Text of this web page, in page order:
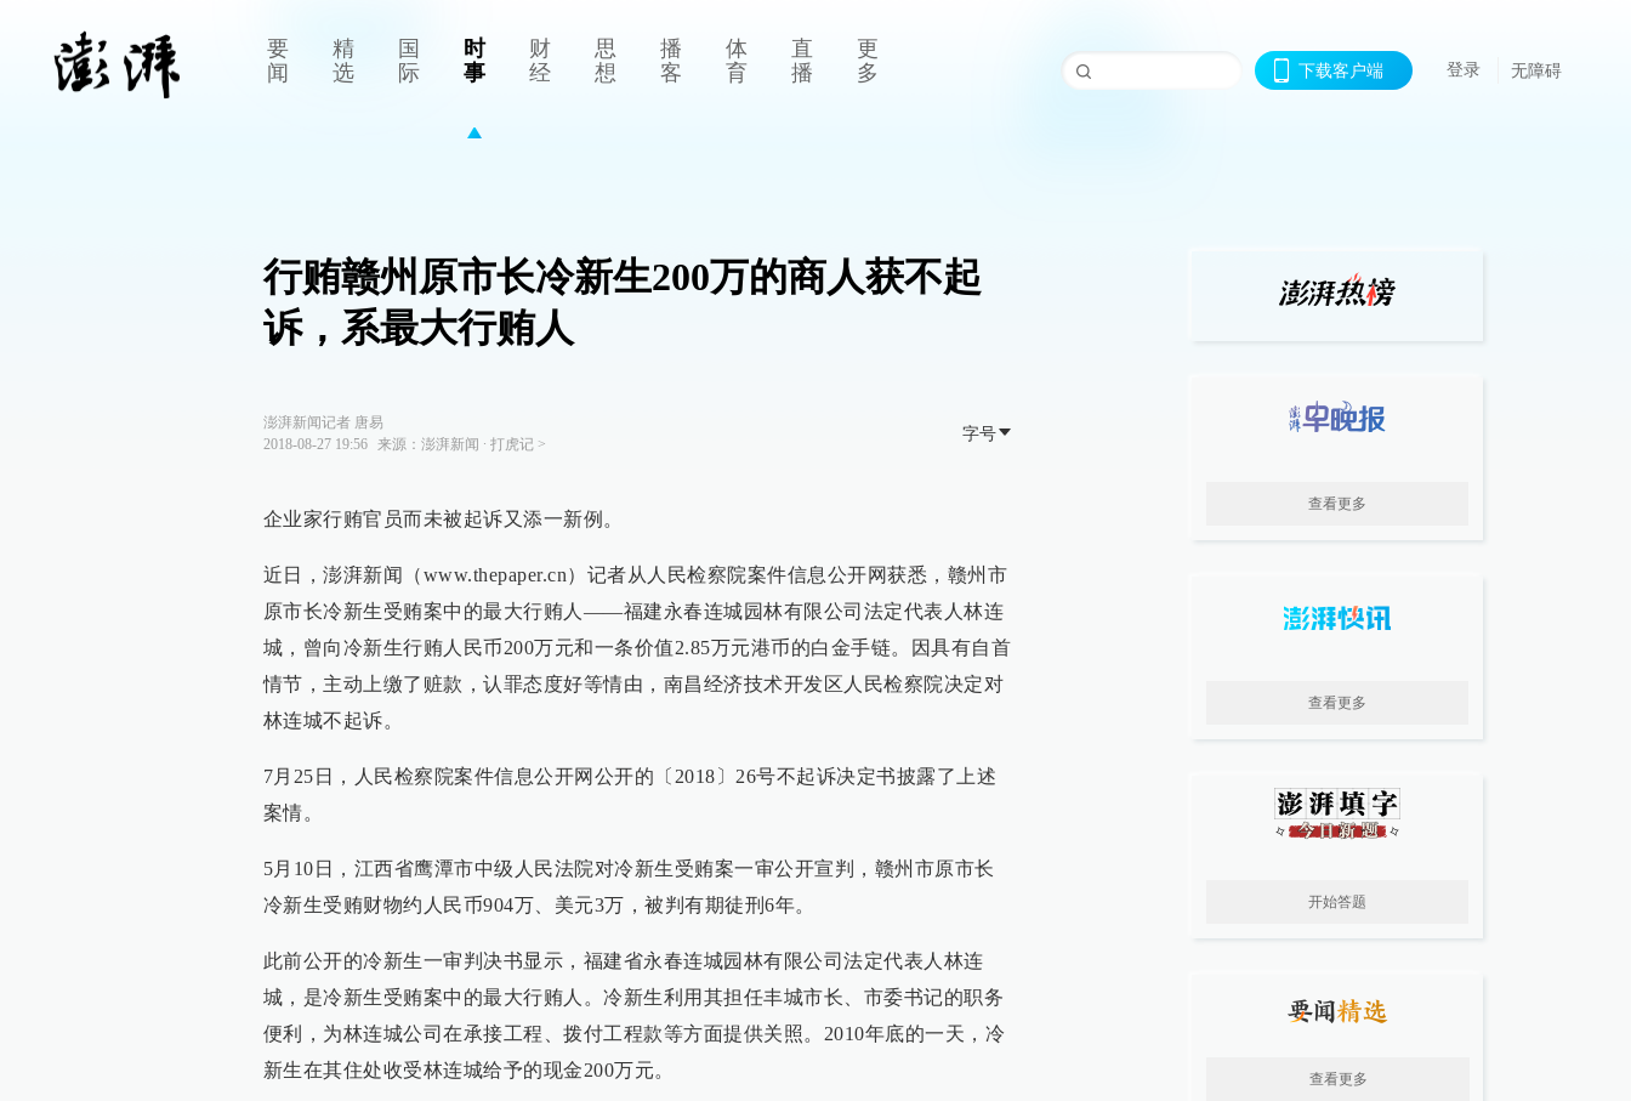
要
闻
精
选
国
际
时
事
财
经
思
想
播
客
体
育
直
播
更
多
下载客户端 登录 无障碍
行贿赣州原市长冷新生200万的商人获不起
诉，系最大行贿人
澎湃新闻记者 唐易
2018-08-27 19:56
来源： 澎湃新闻 ∙ 打虎记>
字号
企业家行贿官员而未被起诉又添一新例。
近日，澎湃新闻（www.thepaper.cn）记者从人民检察院案件信息公开网获悉，赣州市
原市长冷新生受贿案中的最大行贿人——福建永春连城园林有限公司法定代表人林连
城，曾向冷新生行贿人民币200万元和一条价值2.85万元港币的白金手链。因具有自首
情节，主动上缴了赃款，认罪态度好等情由，南昌经济技术开发区人民检察院决定对
林连城不起诉。
7月25日，人民检察院案件信息公开网公开的〔2018〕26号不起诉决定书披露了上述
案情。
5月10日，江西省鹰潭市中级人民法院对冷新生受贿案一审公开宣判，赣州市原市长
冷新生受贿财物约人民币904万、美元3万，被判有期徒刑6年。
此前公开的冷新生一审判决书显示，福建省永春连城园林有限公司法定代表人林连
城，是冷新生受贿案中的最大行贿人。冷新生利用其担任丰城市长、市委书记的职务
便利，为林连城公司在承接工程、拨付工程款等方面提供关照。2010年底的一天，冷
新生在其住处收受林连城给予的现金200万元。
查看更多
查看更多
开始答题
查看更多